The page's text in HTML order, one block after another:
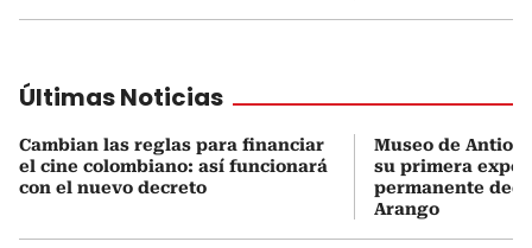
Últimas Noticias
Cambian las reglas para financiar
el cine colombiano: así funcionará
con el nuevo decreto
Museo de
su primera
permanente
Arango